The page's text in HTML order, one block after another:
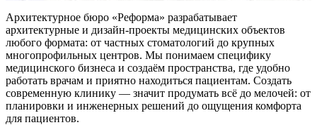
Архитектурное бюро «Реформа» разрабатывает
архитектурные и дизайн-проекты медицинских объектов
любого формата: от частных стоматологий до крупных
многопрофильных центров. Мы понимаем специфику
медицинского бизнеса и создаём пространства, где удобно
работать врачам и приятно находиться пациентам. Создать
современную клинику — значит продумать всё до мелочей: от
планировки и инженерных решений до ощущения комфорта
для пациентов.